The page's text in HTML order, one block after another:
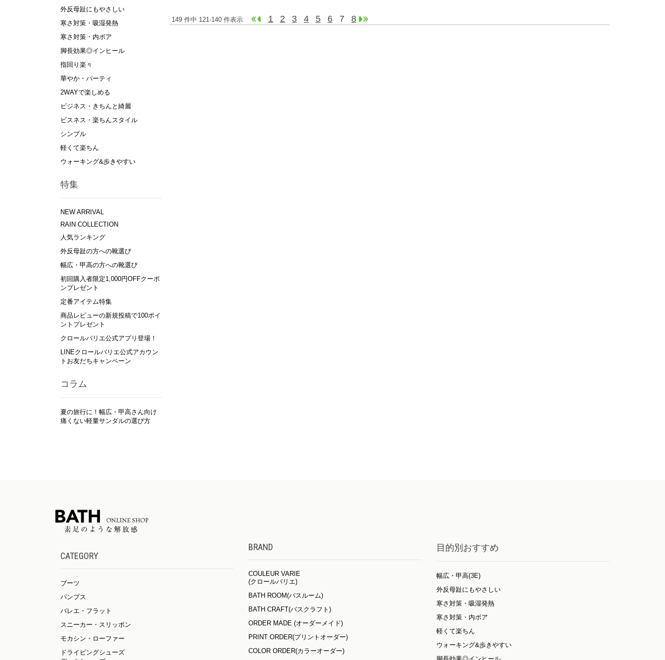
外反母趾にもやさしい
寒さ対策・吸湿発熱
寒さ対策・内ボア
脚長効果◎インヒール
指回り楽々
華やか・パーティ
2WAYで楽しめる
ビジネス・きちんと綺麗
ビスネス・楽ちんスタイル
シンプル
軽くて楽ちん
ウォーキング&歩きやすい
特集
NEW ARRIVAL
RAIN COLLECTION
人気ランキング
外反母趾の方への靴選び
幅広・甲高の方への靴選び
初回購入者限定1,000円OFFクーポ
ンプレゼント
定番アイテム特集
商品レビューの新規投稿で100ポイ
ントプレゼント
クロールバリエ公式アプリ登場！
LINEクロールバリエ公式アカウン
トお友だちキャンペーン
コラム
夏の旅行に！幅広・甲高さん向け
痛くない軽量サンダルの選び方
149 件中 121-140 件表示 1 2 3 4 5 6 7 8
CATEGORY
ブーツ
パンプス
バレエ・フラット
スニーカー・スリッポン
モカシン・ローファー
ドライビングシューズ
BRAND
COULEUR VARIE
(クロールバリエ)
BATH ROOM(バスルーム)
BATH CRAFT(バスクラフト)
ORDER MADE (オーダーメイド)
PRINT ORDER(プリントオーダー)
COLOR ORDER(カラーオーダー)
目的別おすすめ
幅広・甲高(3E)
外反母趾にもやさしい
寒さ対策・吸湿発熱
寒さ対策・内ボア
軽くて楽ちん
ウォーキング&歩きやすい